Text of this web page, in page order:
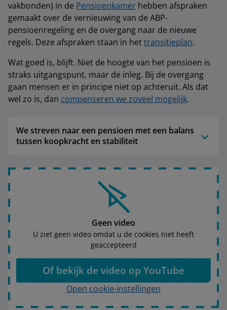
vakbonden) in de Pensioenkamer hebben afspraken
gemaakt over de vernieuwing van de ABP-
pensioenregeling en de overgang naar de nieuwe
regels. Deze afspraken staan in hettransitieplan.
Wat goed is, blijft. Niet de hoogte van het pensioen is
straks uitgangspunt, maar de inleg. Bij de overgang
gaan mensen er in principe niet op achteruit. Als dat
wel zo is, dan compenseren we zoveel mogelijk.
We streven naar een pensioen met een balans
tussen koopkracht en stabiliteit
Geen video
U ziet geen video omdat u de cookies niet heeft
geaccepteerd
Of bekijk de video op YouTube
Open cookie-instellingen